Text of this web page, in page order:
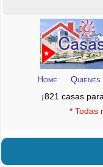
Home Quienes
¡821 casas
* Todas